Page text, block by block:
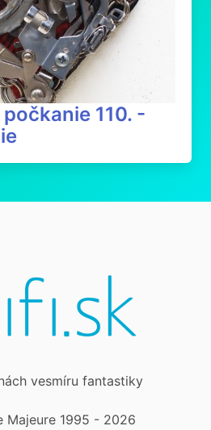
110. -
vesmíru fantastiky
1995 - 2026